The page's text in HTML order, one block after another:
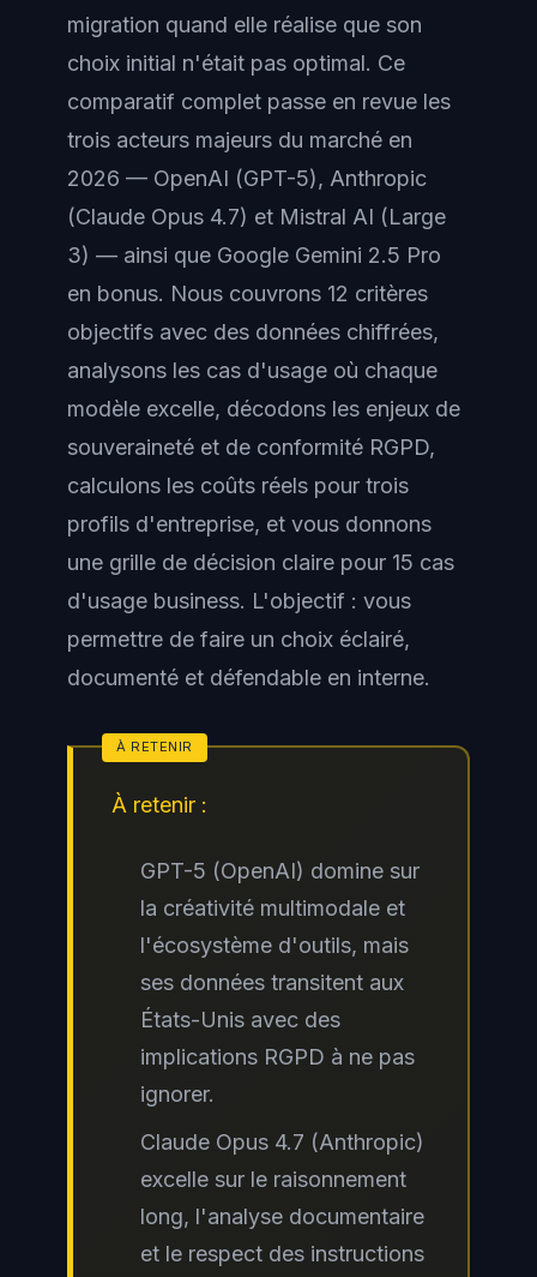
migration quand elle réalise que son
choix initial n'était pas optimal. Ce
comparatif complet passe en revue les
trois acteurs majeurs du marché en
2026 — OpenAI (GPT-5), Anthropic
(Claude Opus 4.7) et Mistral AI (Large
3) — ainsi que Google Gemini 2.5 Pro
en bonus. Nous couvrons 12 critères
objectifs avec des données chiffrées,
analysons les cas d'usage où chaque
modèle excelle, décodons les enjeux de
souveraineté et de conformité RGPD,
calculons les coûts réels pour trois
profils d'entreprise, et vous donnons
une grille de décision claire pour 15 cas
d'usage business. L'objectif : vous
permettre de faire un choix éclairé,
documenté et défendable en interne.
À retenir :
GPT-5 (OpenAI) domine sur
la créativité multimodale et
l'écosystème d'outils, mais
ses données transitent aux
États-Unis avec des
implications RGPD à ne pas
ignorer.
Claude Opus 4.7 (Anthropic)
excelle sur le raisonnement
long, l'analyse documentaire
et le respect des instructions